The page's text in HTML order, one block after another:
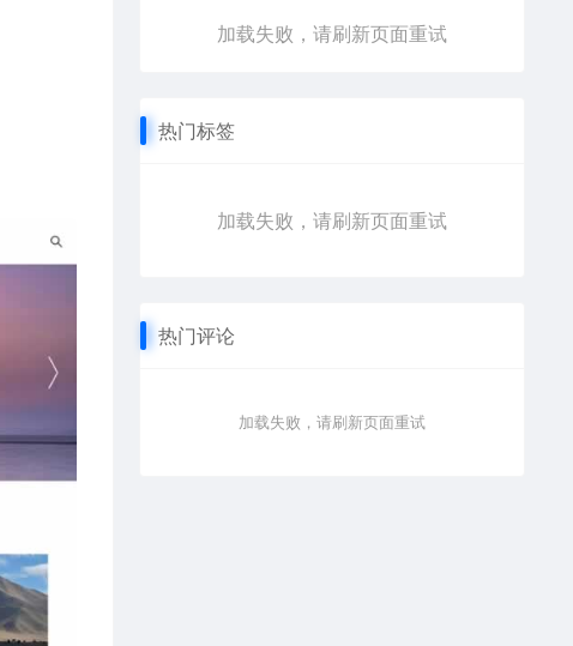
加载失败，请刷新页面重试
热门标签
加载失败，请刷新页面重试
热门评论
加载失败，请刷新页面重试